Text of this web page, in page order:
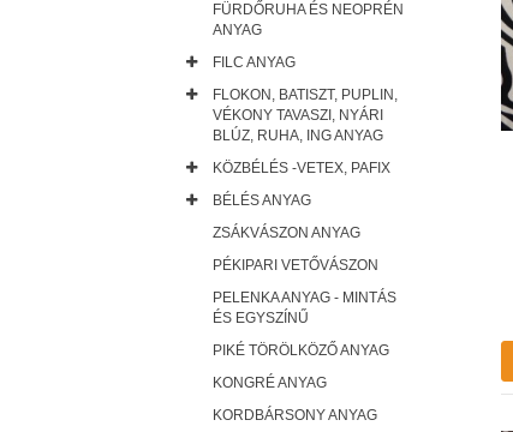
FÜRDŐRUHA ÉS NEOPRÉN
ANYAG
FILC ANYAG
FLOKON, BATISZT, PUPLIN,
VÉKONY TAVASZI, NYÁRI
BLÚZ, RUHA, ING ANYAG
KÖZBÉLÉS -VETEX, PAFIX
BÉLÉS ANYAG
ZSÁKVÁSZON ANYAG
PÉKIPARI VETŐVÁSZON
PELENKA ANYAG - MINTÁS
ÉS EGYSZÍNŰ
PIKÉ TÖRÖLKÖZŐ ANYAG
KONGRÉ ANYAG
KORDBÁRSONY ANYAG